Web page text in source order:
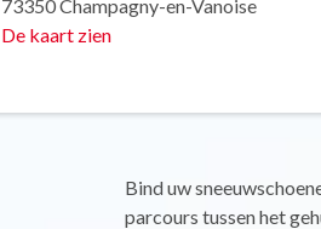
73350 Champagny-en-Vanoise
De kaart zien
Bind uw
parcours tussen het